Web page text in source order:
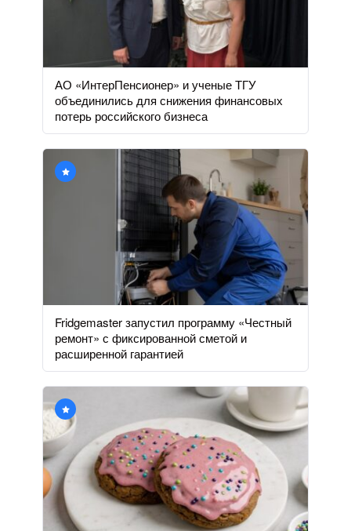
АО «ИнтерПенсионер» и ученые ТГУ
объединились для снижения финансовых
потерь российского бизнеса
Fridgemaster запустил программу «Честный
ремонт» с фиксированной сметой и
расширенной гарантией